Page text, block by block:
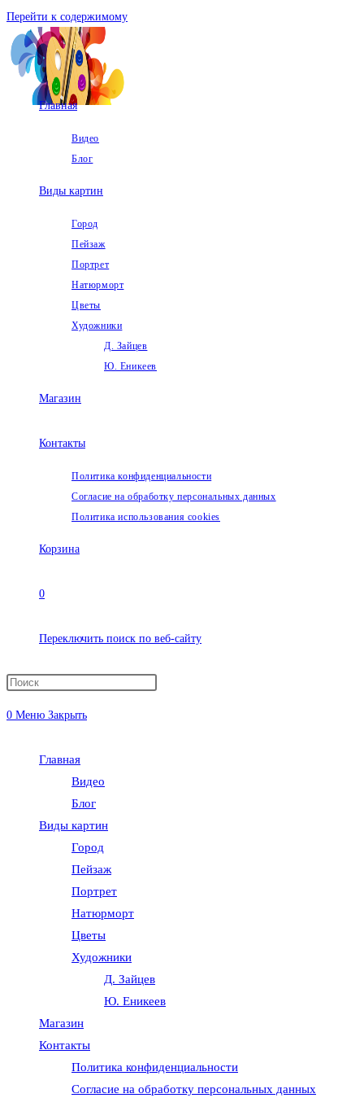
Перейти к содержимому
Главная
Видео
Блог
Виды картин
Город
Пейзаж
Портрет
Натюрморт
Цветы
Художники
Д. Зайцев
Ю. Еникеев
Магазин
Контакты
Политика конфиденциальности
Согласие на обработку персональных данных
Политика использования cookies
Корзина
0
Переключить поиск по веб-сайту
0 Меню Закрыть
Главная
Видео
Блог
Виды картин
Город
Пейзаж
Портрет
Натюрморт
Цветы
Художники
Д. Зайцев
Ю. Еникеев
Магазин
Контакты
Политика конфиденциальности
Согласие на обработку персональных данных